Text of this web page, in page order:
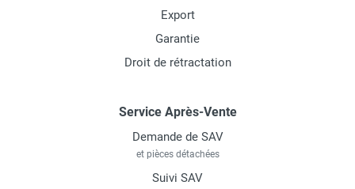
Export
Garantie
Droit de rétractation
Service Après-Vente
Demande de SAV
et pièces détachées
Suivi SAV